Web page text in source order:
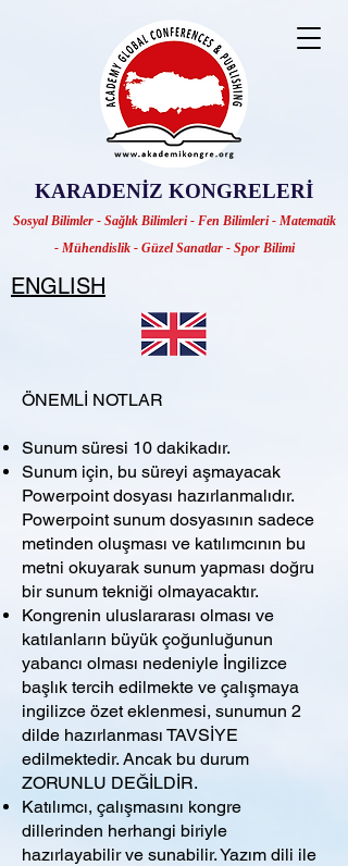
KARADENİZ KONGRELERİ
Sosyal Bilimler - Sağlık Bilimleri - Fen Bilimleri - Matematik
- Mühendislik - Güzel Sanatlar - Spor Bilimi
ENGLISH
ÖNEMLİ NOTLAR
Sunum süresi 10 dakikadır.
Sunum için, bu süreyi aşmayacak
Powerpoint dosyası hazırlanmalıdır.
Powerpoint sunum dosyasının sadece
metinden oluşması ve katılımcının bu
metni okuyarak sunum yapması doğru
bir sunum tekniği olmayacaktır.
Kongrenin uluslararası olması ve
katılanların büyük çoğunluğunun
yabancı olması nedeniyle İngilizce
başlık tercih edilmekte ve çalışmaya
ingilizce özet eklenmesi, sunumun 2
dilde hazırlanması TAVSİYE
edilmektedir. Ancak bu durum
ZORUNLU DEĞİLDİR.
Katılımcı, çalışmasını kongre
dillerinden herhangi biriyle
hazırlayabilir ve sunabilir. Yazım dili ile